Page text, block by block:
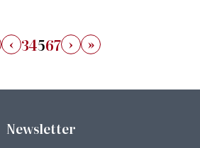
‹ 34567 › »
Newsletter